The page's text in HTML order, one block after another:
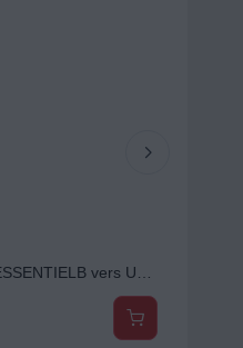
Câble Lightning ESSENTIELB vers USB 1M certifié Apple Blanc compatible iPhone 14 13 12 Pro Max et iPad